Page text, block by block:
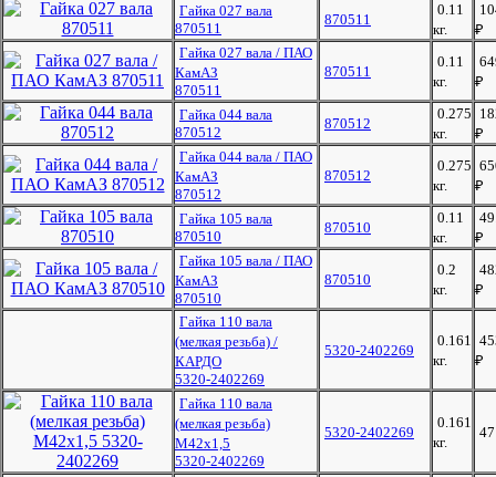
Гайка 027 вала
870511
870511
0.11
кг.
₽
Гайка 027 вала / ПАО
КамАЗ
870511
870511
0.11
кг.
₽
Гайка 044 вала
870512
870512
0.275
кг.
₽
Гайка 044 вала / ПАО
КамАЗ
870512
870512
0.275
кг.
₽
Гайка 105 вала
870510
870510
0.11
кг.
₽
Гайка 105 вала / ПАО
КамАЗ
870510
870510
0.2
кг.
₽
Гайка 110 вала
(мелкая резьба) /
КАРДО
5320-2402269
5320-2402269
0.161
кг.
₽
Гайка 110 вала
(мелкая резьба)
М42х1,5
5320-2402269
5320-2402269
0.161
кг.